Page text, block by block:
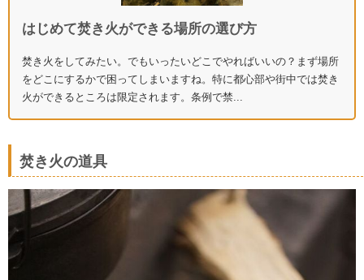
はじめて焚き火ができる場所の選び方
焚き火をしてみたい。でもいったいどこでやればいいの？まず場所
をどこにするかで困ってしまいますね。特に都心部や街中では焚き
火ができるところは限定されます。条例で禁...
焚き火の道具